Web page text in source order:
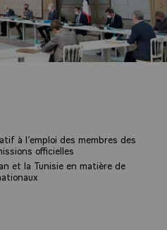
à l’emploi des membres des
officielles
et la Tunisie en matière de